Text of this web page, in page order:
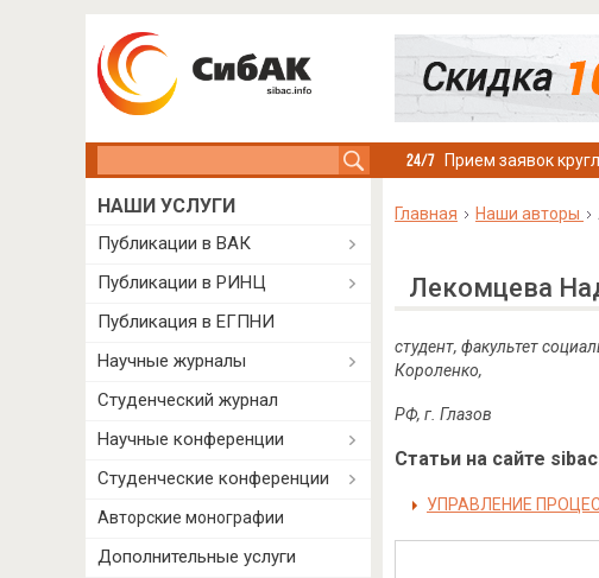
Прием заявок
Главная Наши авторы
Лекомцева
студент, факультет
Короленко,
РФ, г. Глазов
Статьи на сайте
УПРАВЛЕНИЕ
НАШИ УСЛУГИ
Публикации в ВАК
Публикации в РИНЦ
Публикация в ЕГПНИ
Научные журналы
Студенческий журнал
Научные конференции
Студенческие конференции
Авторские монографии
Дополнительные услуги